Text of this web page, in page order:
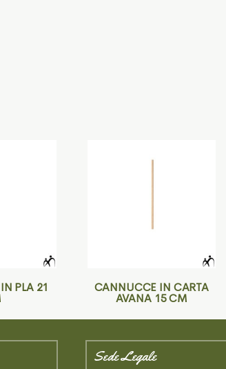
PLA 21 CANNUCCE IN CARTA
AVANA 15 CM
Sede Legale